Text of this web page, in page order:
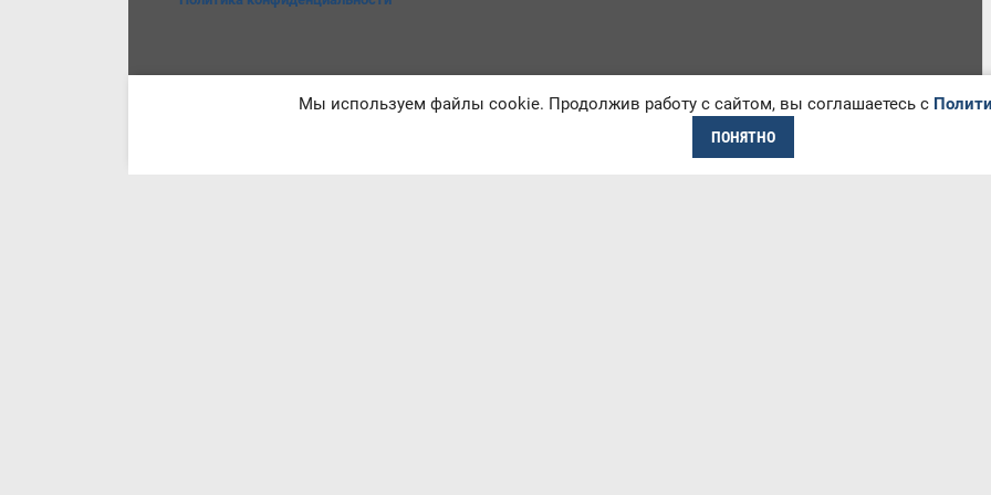
Мы используем файлы cookie. Продолжив работу с сайтом, вы соглашаетесь с
ПОНЯТНО